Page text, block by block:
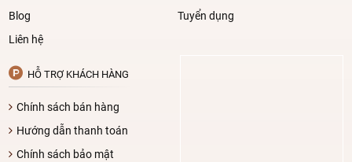
Blog
Tuyển dụng
Liên hệ
HỖ TRỢ KHÁCH HÀNG
Chính sách bán hàng
Hướng dẫn thanh toán
Chính sách bảo mật